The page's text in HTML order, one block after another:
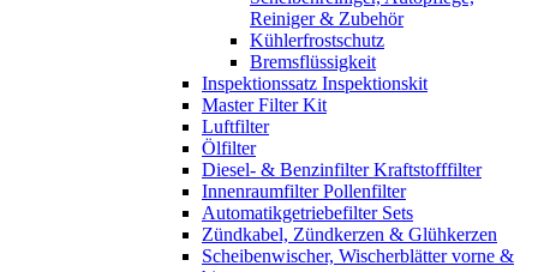
Reiniger & Zubehör
Kühlerfrostschutz
Bremsflüssigkeit
Inspektionssatz Inspektionskit
Master Filter Kit
Luftfilter
Ölfilter
Diesel- & Benzinfilter Kraftstofffilter
Innenraumfilter Pollenfilter
Automatikgetriebefilter Sets
Zündkabel, Zündkerzen & Glühkerzen
Scheibenwischer, Wischerblätter vorne &